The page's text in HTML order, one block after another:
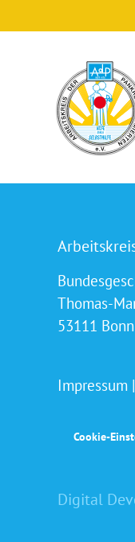
Thomas-
53111 Bonn
Impressum |
Cookie-
Digital